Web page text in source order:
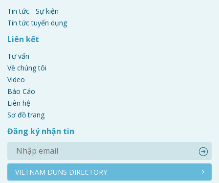
Tin tức - Sự kiện
Tin tức tuyển dụng
Liên kết
Tư vấn
Về chúng tôi
Video
Báo Cáo
Liên hệ
Sơ đồ trang
Đăng ký nhận tin
VIETNAM DUNS DIRECTORY